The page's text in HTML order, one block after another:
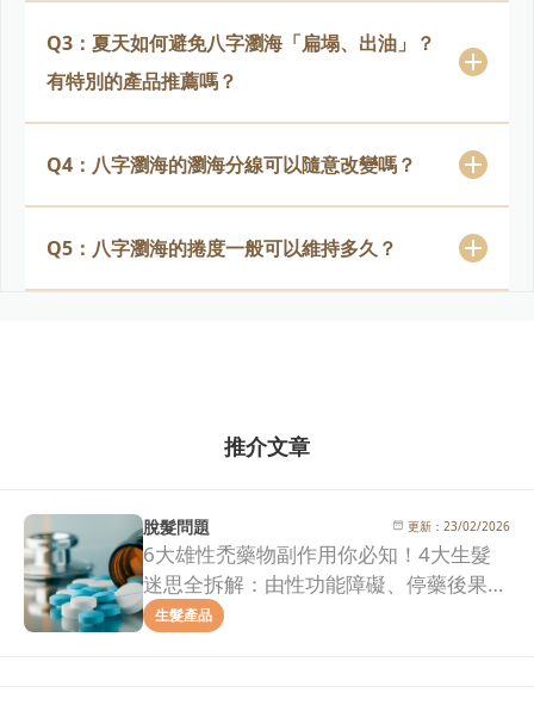
Q3：夏天如何避免八字瀏海「扁塌、出油」？
有特別的產品推薦嗎？
Q4：八字瀏海的瀏海分線可以隨意改變嗎？
Q5：八字瀏海的捲度一般可以維持多久？
推介文章
脫髮問題 更新： 23/02/2026
6大雄性禿藥物副作用你必知！4大生髮
迷思全拆解：由性功能障礙、停藥後果到
治療效果一次看清！
生髮產品